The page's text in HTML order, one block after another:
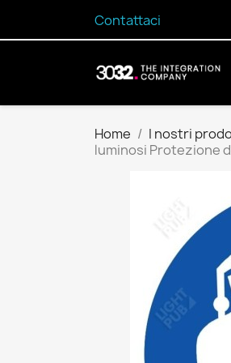
Contattaci
Home I nostri
luminosi Protezione